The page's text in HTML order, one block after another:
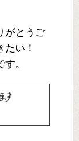
がとうご
い！
。